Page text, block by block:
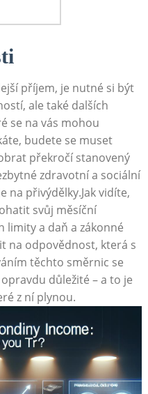
příjem,⁤ je nutné si být‌
ale ⁤také dalších
se na vás mohou
budete se muset
překročí stanovený
zdravotní a sociální
na přivýdělky.Jak vidíte,
svůj⁤ měsíční
⁣limity a ‍daň a zákonné
na odpovědnost, která s
těchto ⁢směrnic se⁤
⁣důležité – a to​ je
z ní⁣ plynou.